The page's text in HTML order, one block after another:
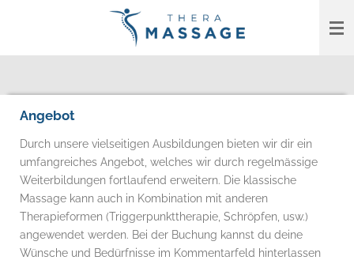
Angebot
Durch unsere vielseitigen Ausbildungen bieten wir dir ein
umfangreiches Angebot, welches wir durch regelmässige
Weiterbildungen fortlaufend erweitern. Die klassische
Massage kann auch in Kombination mit anderen
Therapieformen (Triggerpunkttherapie, Schröpfen, usw.)
angewendet werden. Bei der Buchung kannst du deine
Wünsche und Bedürfnisse im Kommentarfeld hinterlassen